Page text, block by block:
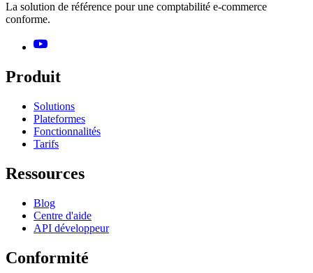
La solution de référence pour une comptabilité e-commerce
conforme.
Produit
Solutions
Plateformes
Fonctionnalités
Tarifs
Ressources
Blog
Centre d'aide
API développeur
Conformité